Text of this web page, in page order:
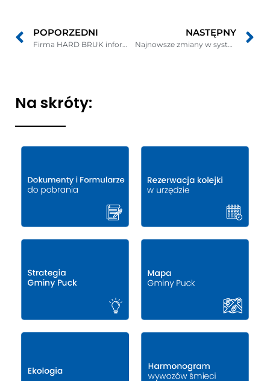
POPORZEDNI
Firma HARD BRUK informuje
NASTĘPNY
Najnowsze zmiany w systemie przeciwdziałania przemocy domowej
Na skróty: